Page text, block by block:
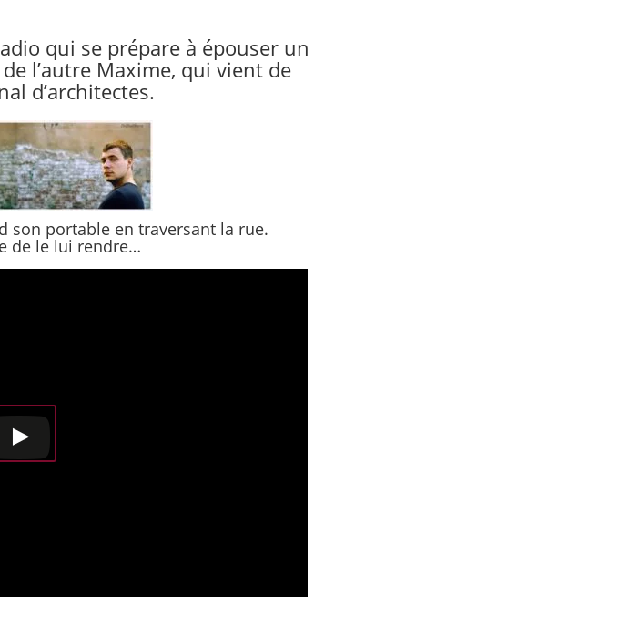
qui se prépare à épouser un
l’autre Maxime, qui vient de
d’architectes.
son portable en traversant la rue.
de le lui rendre…